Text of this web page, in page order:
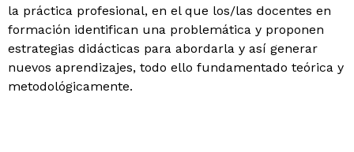
la práctica profesional, en el que los/las docentes en
formación identifican una problemática y proponen
estrategias didácticas para abordarla y así generar
nuevos aprendizajes, todo ello fundamentado teórica y
metodológicamente.